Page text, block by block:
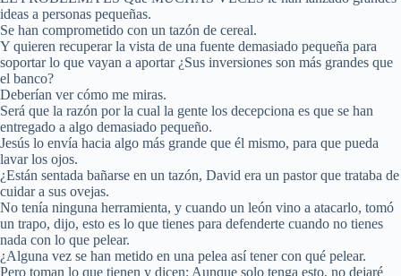
ideas a personas pequeñas.
Se han comprometido con un tazón de cereal.
Y quieren recuperar la vista de una fuente demasiado pequeña para
soportar lo que vayan a aportar ¿Sus inversiones son más grandes que
el banco?
Deberían ver cómo me miras.
Será que la razón por la cual la gente los decepciona es que se han
entregado a algo demasiado pequeño.
Jesús lo envía hacia algo más grande que él mismo, para que pueda
lavar los ojos.
¿Están sentada bañarse en un tazón, David era un pastor que trataba de
cuidar a sus ovejas.
No tenía ninguna herramienta, y cuando un león vino a atacarlo, tomó
un trapo, dijo, esto es lo que tienes para defenderte cuando no tienes
nada con lo que pelear.
¿Alguna vez se han metido en una pelea así tener con qué pelear.
Pero toman lo que tienen y dicen: Aunque solo tenga esto, no dejaré